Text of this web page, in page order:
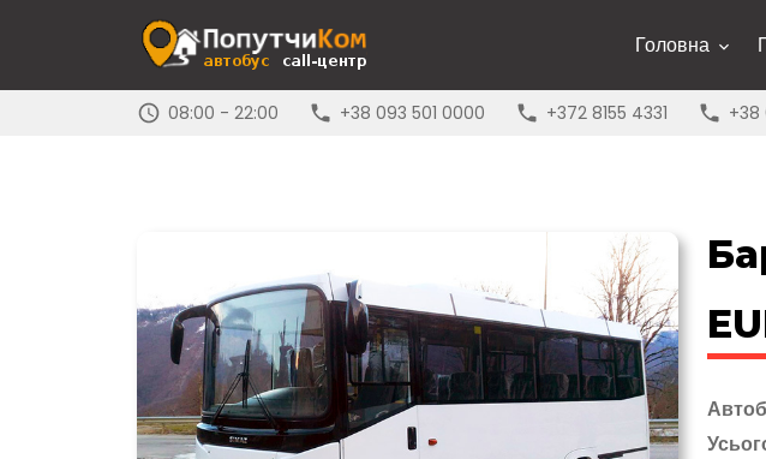
Головна
08:00 - 22:00 +38 093 501 0000 +372 8155 4331 +38